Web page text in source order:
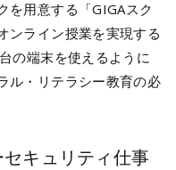
を用意する「GIGAスク
ンライン授業を実現する
の端末を使えるように
ル・リテラシー教育の必
キュリティ仕事